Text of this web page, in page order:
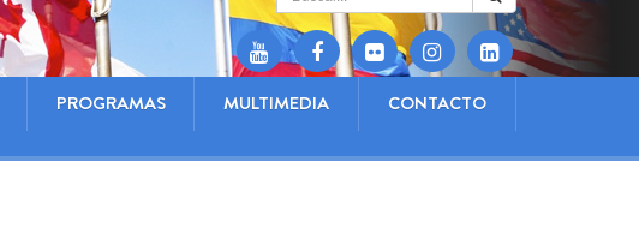
PROGRAMAS MULTIMEDIA CONTACTO